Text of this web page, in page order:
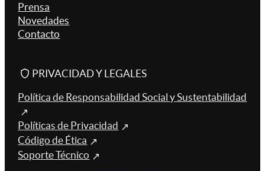
Prensa
Novedades
Contacto
PRIVACIDAD Y LEGALES
Política de Responsabilidad Social y Sustentabilidad
Políticas de Privacidad
Código de Ética
Soporte Técnico